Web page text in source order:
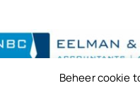
Beheer cookie